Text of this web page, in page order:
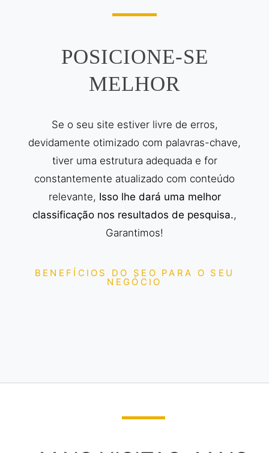
POSICIONE-SE
MELHOR
Se o seu site estiver livre de erros,
devidamente otimizado com palavras-chave,
tiver uma estrutura adequada e for
constantemente atualizado com conteúdo
relevante, Isso lhe dará uma melhor
classificação nos resultados de pesquisa.,
Garantimos!
BENEFÍCIOS DO SEO PARA O SEU
NEGÓCIO